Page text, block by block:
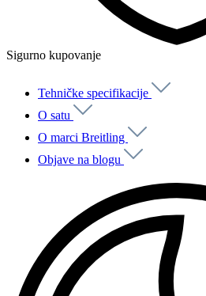
Sigurno kupovanje
Tehničke specifikacije
O satu
O marci Breitling
Objave na blogu